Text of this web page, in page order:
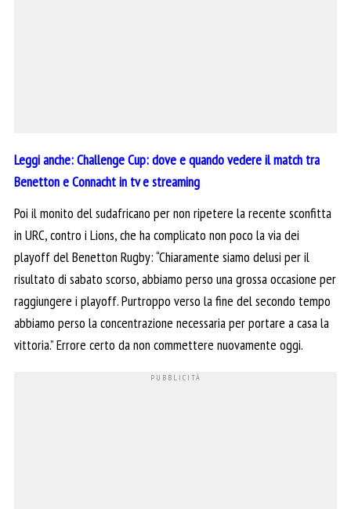
Leggi anche: Challenge Cup: dove e quando vedere il match tra
Benetton e Connacht in tv e streaming
Poi il monito del sudafricano per non ripetere la recente sconfitta
in URC, contro i Lions, che ha complicato non poco la via dei
playoff del Benetton Rugby: “Chiaramente siamo delusi per il
risultato di sabato scorso, abbiamo perso una grossa occasione per
raggiungere i playoff. Purtroppo verso la fine del secondo tempo
abbiamo perso la concentrazione necessaria per portare a casa la
vittoria.” Errore certo da non commettere nuovamente oggi.